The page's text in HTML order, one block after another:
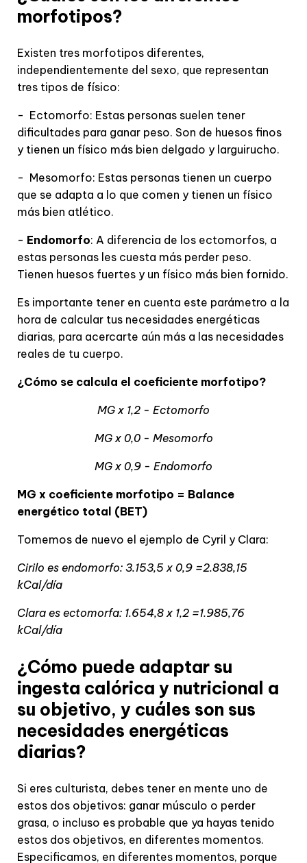
morfotipos?
Existen tres morfotipos diferentes,
independientemente del sexo, que representan
tres tipos de físico:
- Ectomorfo: Estas personas suelen tener
dificultades para ganar peso. Son de huesos finos
y tienen un físico más bien delgado y larguirucho.
- Mesomorfo: Estas personas tienen un cuerpo
que se adapta a lo que comen y tienen un físico
más bien atlético.
- Endomorfo: A diferencia de los ectomorfos, a
estas personas les cuesta más perder peso.
Tienen huesos fuertes y un físico más bien fornido.
Es importante tener en cuenta este parámetro a la
hora de calcular tus necesidades energéticas
diarias, para acercarte aún más a las necesidades
reales de tu cuerpo.
¿Cómo se calcula el coeficiente morfotipo?
MG x 1,2 - Ectomorfo
MG x 0,0 - Mesomorfo
MG x 0,9 - Endomorfo
MG x coeficiente morfotipo = Balance
energético total (BET)
Tomemos de nuevo el ejemplo de Cyril y Clara:
Cirilo es endomorfo: 3.153,5 x 0,9 =2.838,15
kCal/día
Clara es ectomorfa: 1.654,8 x 1,2 =1.985,76
kCal/día
¿Cómo puede adaptar su
ingesta calórica y nutricional a
su objetivo, y cuáles son sus
necesidades energéticas
diarias?
Si eres culturista, debes tener en mente uno de
estos dos objetivos: ganar músculo o perder
grasa, o incluso es probable que ya hayas tenido
estos dos objetivos, en diferentes momentos.
Especificamos, en diferentes momentos, porque